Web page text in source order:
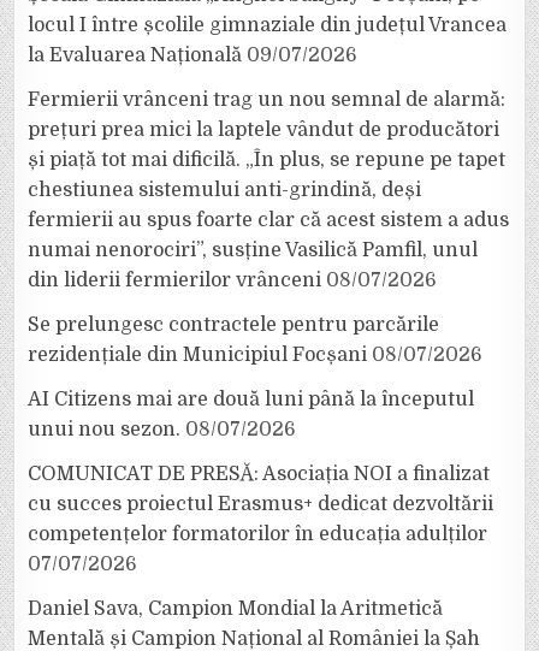
locul I între școlile gimnaziale din județul Vrancea
la Evaluarea Națională 09/07/2026
Fermierii vrânceni trag un nou semnal de alarmă:
prețuri prea mici la laptele vândut de producători
și piață tot mai dificilă. „În plus, se repune pe tapet
chestiunea sistemului anti-grindină, deși
fermierii au spus foarte clar că acest sistem a adus
numai nenorociri”, susține Vasilică Pamfil, unul
din liderii fermierilor vrânceni 08/07/2026
Se prelungesc contractele pentru parcările
rezidențiale din Municipiul Focșani 08/07/2026
AI Citizens mai are două luni până la începutul
unui nou sezon. 08/07/2026
COMUNICAT DE PRESĂ: Asociația NOI a finalizat
cu succes proiectul Erasmus+ dedicat dezvoltării
competențelor formatorilor în educația adulților
07/07/2026
Daniel Sava, Campion Mondial la Aritmetică
Mentală și Campion Național al României la Șah